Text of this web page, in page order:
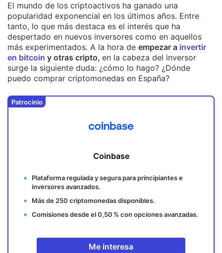
El mundo de los criptoactivos ha ganado una
popularidad exponencial en los últimos años. Entre
tanto, lo que más destaca es el interés que ha
despertado en nuevos inversores como en aquellos
más experimentados. A la hora de empezar a invertir
en bitcoin y otras cripto, en la cabeza del inversor
surge la siguiente duda: ¿cómo lo hago? ¿Dónde
puedo comprar criptomonedas en España?
Patrocinio
Coinbase
Plataforma regulada y segura para principiantes e
inversores avanzados.
Más de 250 criptomonedas disponibles.
Comisiones desde el 0,50 % con opciones avanzadas.
Me interesa